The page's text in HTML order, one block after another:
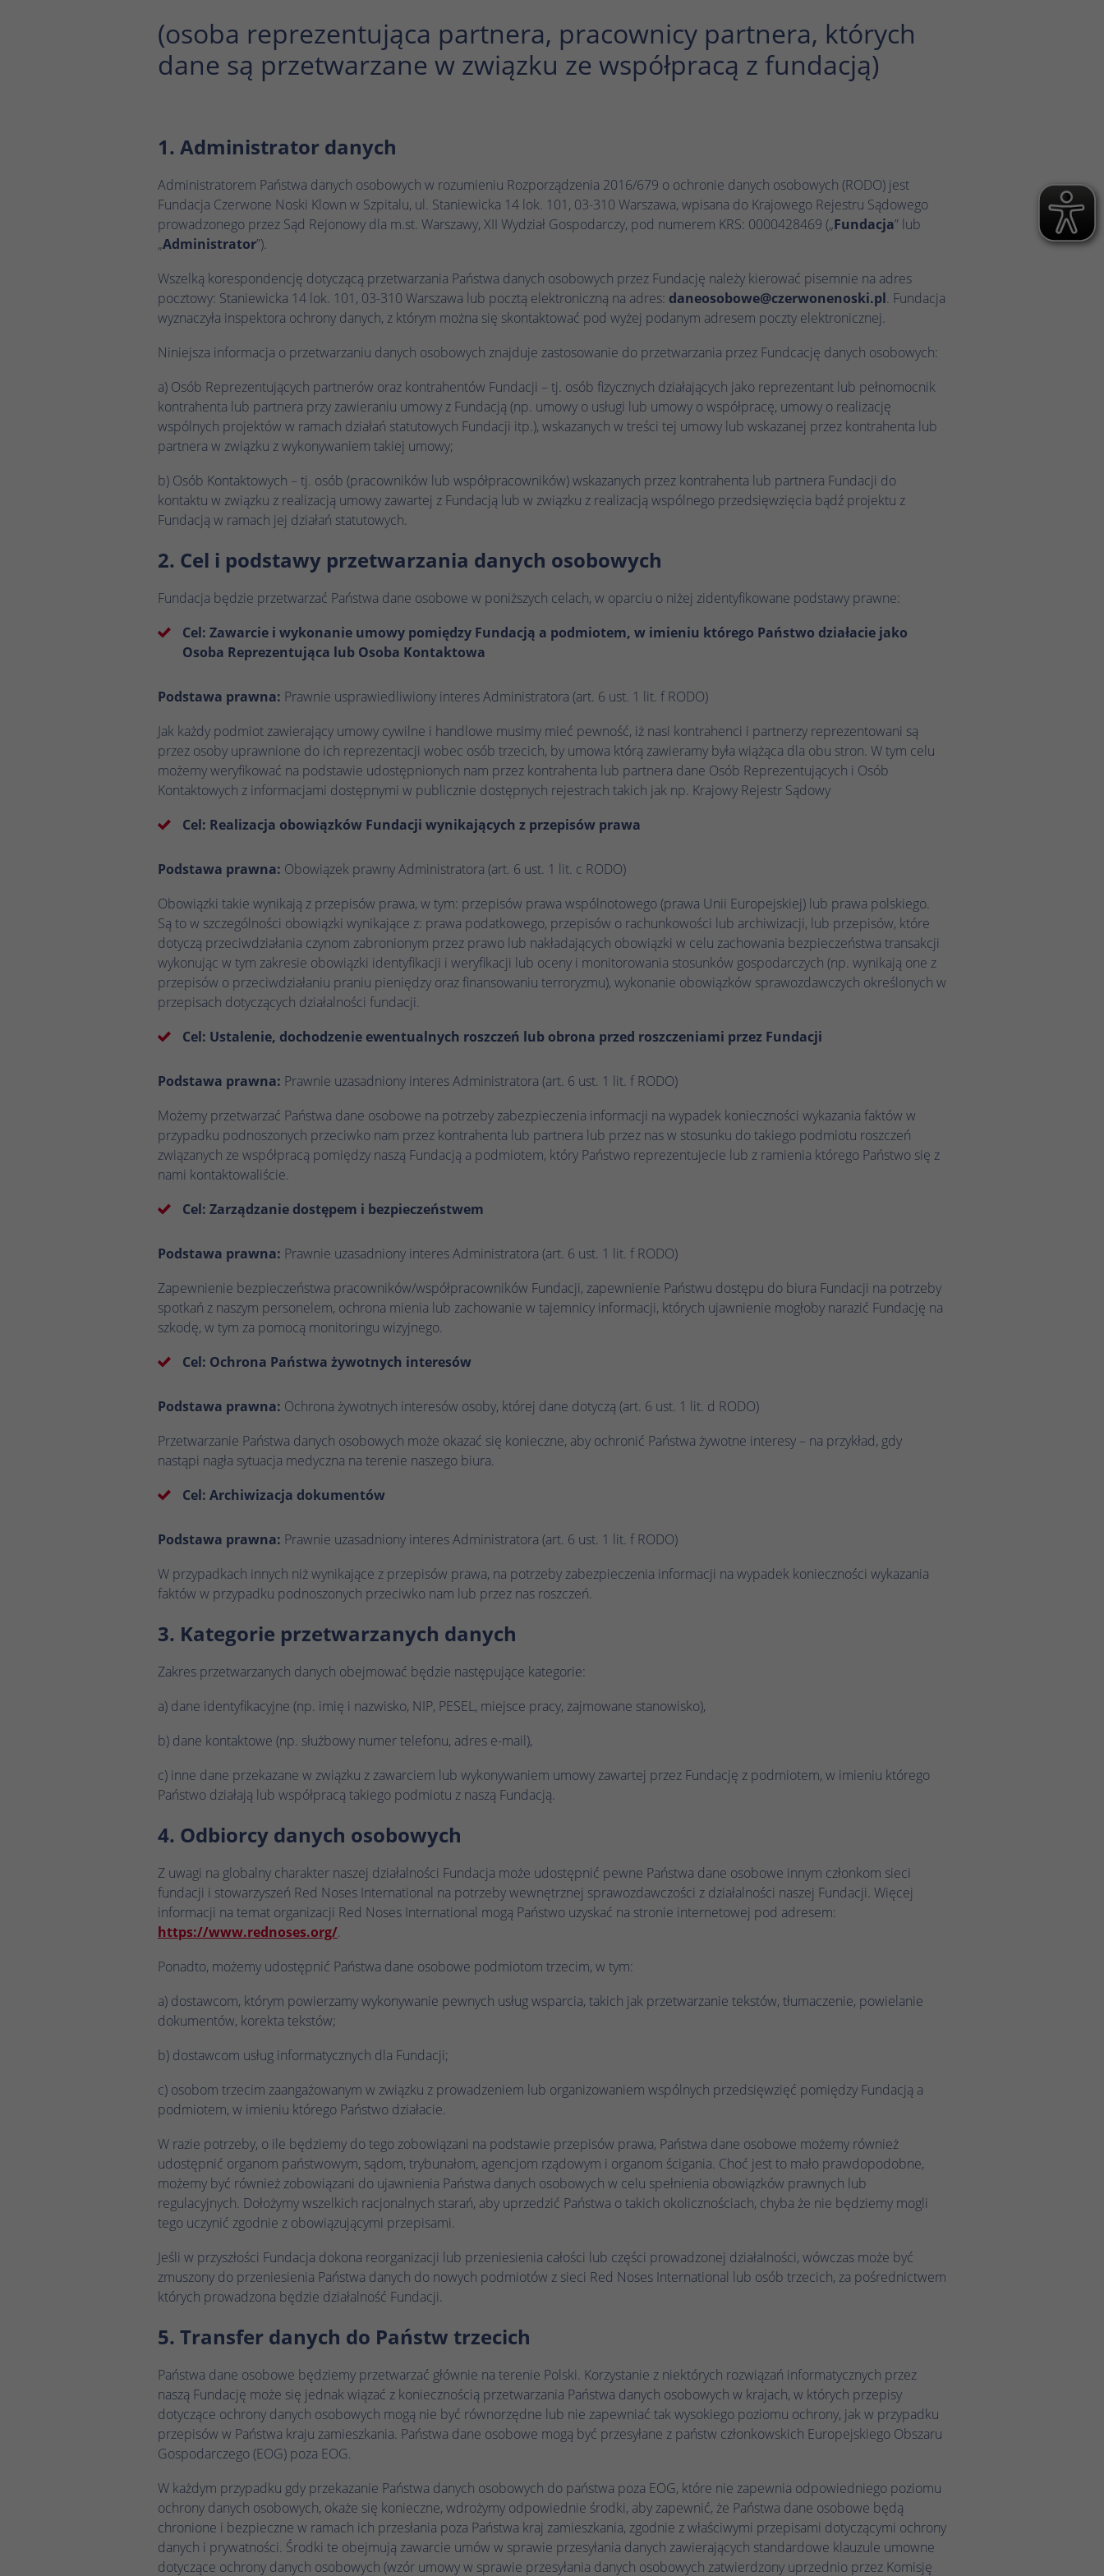
(osoba reprezentująca partnera, pracownicy partnera, których
dane są przetwarzane w związku ze współpracą z fundacją)
1. Administrator danych
Administratorem Państwa danych osobowych w rozumieniu Rozporządzenia 2016/679 o ochronie danych osobowych (RODO) jest
Fundacja Czerwone Noski Klown w Szpitalu, ul. Staniewicka 14 lok. 101, 03-310 Warszawa, wpisana do Krajowego Rejestru Sądowego
prowadzonego przez Sąd Rejonowy dla m.st. Warszawy, XII Wydział Gospodarczy, pod numerem KRS: 0000428469 („Fundacja” lub
„Administrator”).
Wszelką korespondencję dotyczącą przetwarzania Państwa danych osobowych przez Fundację należy kierować pisemnie na adres
pocztowy: Staniewicka 14 lok. 101, 03-310 Warszawa lub pocztą elektroniczną na adres: daneosobowe@czerwonenoski.pl. Fundacja
wyznaczyła inspektora ochrony danych, z którym można się skontaktować pod wyżej podanym adresem poczty elektronicznej.
Niniejsza informacja o przetwarzaniu danych osobowych znajduje zastosowanie do przetwarzania przez Fundcację danych osobowych:
a) Osób Reprezentujących partnerów oraz kontrahentów Fundacji – tj. osób fizycznych działających jako reprezentant lub pełnomocnik
kontrahenta lub partnera przy zawieraniu umowy z Fundacją (np. umowy o usługi lub umowy o współpracę, umowy o realizację
wspólnych projektów w ramach działań statutowych Fundacji itp.), wskazanych w treści tej umowy lub wskazanej przez kontrahenta lub
partnera w związku z wykonywaniem takiej umowy;
b) Osób Kontaktowych – tj. osób (pracowników lub współpracowników) wskazanych przez kontrahenta lub partnera Fundacji do
kontaktu w związku z realizacją umowy zawartej z Fundacją lub w związku z realizacją wspólnego przedsięwzięcia bądź projektu z
Fundacją w ramach jej działań statutowych.
2. Cel i podstawy przetwarzania danych osobowych
Fundacja będzie przetwarzać Państwa dane osobowe w poniższych celach, w oparciu o niżej zidentyfikowane podstawy prawne:
Cel: Zawarcie i wykonanie umowy pomiędzy Fundacją a podmiotem, w imieniu którego Państwo działacie jako
Osoba Reprezentująca lub Osoba Kontaktowa
Podstawa prawna: Prawnie usprawiedliwiony interes Administratora (art. 6 ust. 1 lit. f RODO)
Jak każdy podmiot zawierający umowy cywilne i handlowe musimy mieć pewność, iż nasi kontrahenci i partnerzy reprezentowani są
przez osoby uprawnione do ich reprezentacji wobec osób trzecich, by umowa którą zawieramy była wiążąca dla obu stron. W tym celu
możemy weryfikować na podstawie udostępnionych nam przez kontrahenta lub partnera dane Osób Reprezentujących i Osób
Kontaktowych z informacjami dostępnymi w publicznie dostępnych rejestrach takich jak np. Krajowy Rejestr Sądowy
Cel: Realizacja obowiązków Fundacji wynikających z przepisów prawa
Podstawa prawna: Obowiązek prawny Administratora (art. 6 ust. 1 lit. c RODO)
Obowiązki takie wynikają z przepisów prawa, w tym: przepisów prawa wspólnotowego (prawa Unii Europejskiej) lub prawa polskiego.
Są to w szczególności obowiązki wynikające z: prawa podatkowego, przepisów o rachunkowości lub archiwizacji, lub przepisów, które
dotyczą przeciwdziałania czynom zabronionym przez prawo lub nakładających obowiązki w celu zachowania bezpieczeństwa transakcji
wykonując w tym zakresie obowiązki identyfikacji i weryfikacji lub oceny i monitorowania stosunków gospodarczych (np. wynikają one z
przepisów o przeciwdziałaniu praniu pieniędzy oraz finansowaniu terroryzmu), wykonanie obowiązków sprawozdawczych określonych w
przepisach dotyczących działalności fundacji.
Cel: Ustalenie, dochodzenie ewentualnych roszczeń lub obrona przed roszczeniami przez Fundacji
Podstawa prawna: Prawnie uzasadniony interes Administratora (art. 6 ust. 1 lit. f RODO)
Możemy przetwarzać Państwa dane osobowe na potrzeby zabezpieczenia informacji na wypadek konieczności wykazania faktów w
przypadku podnoszonych przeciwko nam przez kontrahenta lub partnera lub przez nas w stosunku do takiego podmiotu roszczeń
związanych ze współpracą pomiędzy naszą Fundacją a podmiotem, który Państwo reprezentujecie lub z ramienia którego Państwo się z
nami kontaktowaliście.
Cel: Zarządzanie dostępem i bezpieczeństwem
Podstawa prawna: Prawnie uzasadniony interes Administratora (art. 6 ust. 1 lit. f RODO)
Zapewnienie bezpieczeństwa pracowników/współpracowników Fundacji, zapewnienie Państwu dostępu do biura Fundacji na potrzeby
spotkań z naszym personelem, ochrona mienia lub zachowanie w tajemnicy informacji, których ujawnienie mogłoby narazić Fundację na
szkodę, w tym za pomocą monitoringu wizyjnego.
Cel: Ochrona Państwa żywotnych interesów
Podstawa prawna: Ochrona żywotnych interesów osoby, której dane dotyczą (art. 6 ust. 1 lit. d RODO)
Przetwarzanie Państwa danych osobowych może okazać się konieczne, aby ochronić Państwa żywotne interesy – na przykład, gdy
nastąpi nagła sytuacja medyczna na terenie naszego biura.
Cel: Archiwizacja dokumentów
Podstawa prawna: Prawnie uzasadniony interes Administratora (art. 6 ust. 1 lit. f RODO)
W przypadkach innych niż wynikające z przepisów prawa, na potrzeby zabezpieczenia informacji na wypadek konieczności wykazania
faktów w przypadku podnoszonych przeciwko nam lub przez nas roszczeń.
3. Kategorie przetwarzanych danych
Zakres przetwarzanych danych obejmować będzie następujące kategorie:
a) dane identyfikacyjne (np. imię i nazwisko, NIP, PESEL, miejsce pracy, zajmowane stanowisko),
b) dane kontaktowe (np. służbowy numer telefonu, adres e-mail),
c) inne dane przekazane w związku z zawarciem lub wykonywaniem umowy zawartej przez Fundację z podmiotem, w imieniu którego
Państwo działają lub współpracą takiego podmiotu z naszą Fundacją.
4. Odbiorcy danych osobowych
Z uwagi na globalny charakter naszej działalności Fundacja może udostępnić pewne Państwa dane osobowe innym członkom sieci
fundacji i stowarzyszeń Red Noses International na potrzeby wewnętrznej sprawozdawczości z działalności naszej Fundacji. Więcej
informacji na temat organizacji Red Noses International mogą Państwo uzyskać na stronie internetowej pod adresem:
https://www.rednoses.org/.
Ponadto, możemy udostępnić Państwa dane osobowe podmiotom trzecim, w tym:
a) dostawcom, którym powierzamy wykonywanie pewnych usług wsparcia, takich jak przetwarzanie tekstów, tłumaczenie, powielanie
dokumentów, korekta tekstów;
b) dostawcom usług informatycznych dla Fundacji;
c) osobom trzecim zaangażowanym w związku z prowadzeniem lub organizowaniem wspólnych przedsięwzięć pomiędzy Fundacją a
podmiotem, w imieniu którego Państwo działacie.
W razie potrzeby, o ile będziemy do tego zobowiązani na podstawie przepisów prawa, Państwa dane osobowe możemy również
udostępnić organom państwowym, sądom, trybunałom, agencjom rządowym i organom ścigania. Choć jest to mało prawdopodobne,
możemy być również zobowiązani do ujawnienia Państwa danych osobowych w celu spełnienia obowiązków prawnych lub
regulacyjnych. Dołożymy wszelkich racjonalnych starań, aby uprzedzić Państwa o takich okolicznościach, chyba że nie będziemy mogli
tego uczynić zgodnie z obowiązującymi przepisami.
Jeśli w przyszłości Fundacja dokona reorganizacji lub przeniesienia całości lub części prowadzonej działalności, wówczas może być
zmuszony do przeniesienia Państwa danych do nowych podmiotów z sieci Red Noses International lub osób trzecich, za pośrednictwem
których prowadzona będzie działalność Fundacji.
5. Transfer danych do Państw trzecich
Państwa dane osobowe będziemy przetwarzać głównie na terenie Polski. Korzystanie z niektórych rozwiązań informatycznych przez
naszą Fundację może się jednak wiązać z koniecznością przetwarzania Państwa danych osobowych w krajach, w których przepisy
dotyczące ochrony danych osobowych mogą nie być równorzędne lub nie zapewniać tak wysokiego poziomu ochrony, jak w przypadku
przepisów w Państwa kraju zamieszkania. Państwa dane osobowe mogą być przesyłane z państw członkowskich Europejskiego Obszaru
Gospodarczego (EOG) poza EOG.
W każdym przypadku gdy przekazanie Państwa danych osobowych do państwa poza EOG, które nie zapewnia odpowiedniego poziomu
ochrony danych osobowych, okaże się konieczne, wdrożymy odpowiednie środki, aby zapewnić, że Państwa dane osobowe będą
chronione i bezpieczne w ramach ich przesłania poza Państwa kraj zamieszkania, zgodnie z właściwymi przepisami dotyczącymi ochrony
danych i prywatności. Środki te obejmują zawarcie umów w sprawie przesyłania danych zawierających standardowe klauzule umowne
dotyczące ochrony danych osobowych (wzór umowy w sprawie przesyłania danych osobowych zatwierdzony uprzednio przez Komisję
Nazwa cookie_optin
Dostawca TYPO3
Zamiar
Nazwa SgCookieOptin.lastPreferences
Czas trwania 1 rok
Zamiar
Ta wartość zapisuje Twoje ustawienia zgody.
wygenerowany identyfikator służący do
ustawień, jeśli operator strony internetowej tak
to skonfigurował.
Wyświetl informacje o plikach cookie
Analityka
Dostawca
Czas trwania 1 rok 1 miesiąc 4 dni
Zamiar
Plik cookie _ga, instalowany przez Google
witryny na potrzeby raportu analitycznego witryny.
Plik cookie przechowuje informacje anonimowo i
przypisuje losowo wygenerowany numer w celu
Nazwa _ga_.*
Dostawca Google Analytics
Czas trwania
Zamiar
Google Analytics ustawia ten plik cookie do
przechowywania i liczenia odsłon strony.
Nazwa _clck
Dostawca Microsoft Clarity
Czas trwania 1 rok
Zamiar
przeglądarki i ustawienia wyłącznie dla tej witryny.
Gwarantuje to, że działania podejmowane
podczas kolejnych wizyt na tej samej stronie
zostaną powiązane z tym samym identyfikatorem
użytkownika.
Nazwa _clsk
Dostawca Microsoft Clarity
Czas trwania 1 dzień
Zamiar
Microsoft Clarity ustawia ten plik cookie w celu
przechowywania i konsolidowania odsłon strony
użytkownika w jedno nagranie sesji.
Czas trwania
Hotjar ustawia ten plik cookie, aby zapewnić, że
dane z kolejnych wizyt w tej samej witrynie
zostaną przypisane do tego samego
Dostawca Hotjar
zostaną przypisane do tego samego
identyfikatora użytkownika, który jest
zachowywany w identyfikatorze użytkownika
Hotjar, unikalnym dla tej witryny.
Nazwa _fbp
Meta Pixel
Czas trwania 3 miesiące
Zamiar
Facebook ustawia ten plik cookie w celu
przechowywania i śledzenia interakcji.
Dostawca Google Ads
Czas trwania
Zamiar
Google Tag Manager ustawia ten plik cookie w
celu eksperymentowania z efektywnością reklam
Nazwa IDE
Dostawca Google DoubleClick
Czas trwania 13 miesięcy
reklam
Wyświetl informacje o plikach cookie